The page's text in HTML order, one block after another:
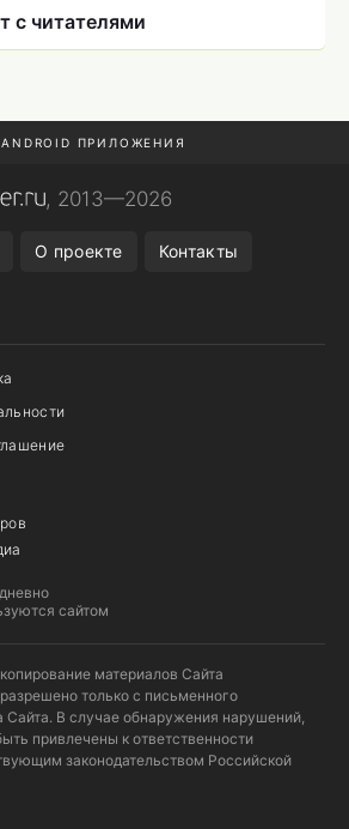
с читателями
ANDROID ПРИЛОЖЕНИЯ
, 2013—2026
О проекте Контакты
сайтом
материалов Сайта
только с письменного
Сайта. В случае обнаружения нарушений,
привлечены к ответственности
законодательством Российской